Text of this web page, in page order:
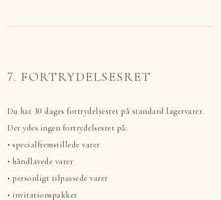
7. FORTRYDELSESRET
Du har 30 dages fortrydelsesret på standard lagervarer.
Der ydes ingen fortrydelsesret på:
• specialfremstillede varer
• håndlavede varer
• personligt tilpassede varer
• invitationspakker